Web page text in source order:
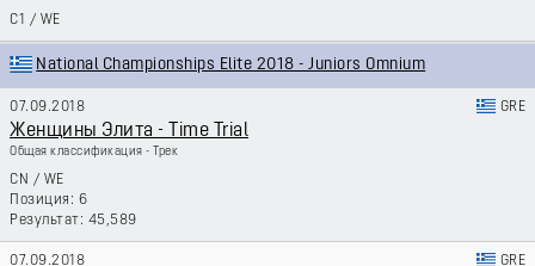
C1 / WE
National Championships Elite 2018 - Juniors Omnium
07.09.2018 GRE
Женщины Элита - Time Trial
Общая классификация - Трек
CN / WE
6
45,589
07.09.2018 GRE